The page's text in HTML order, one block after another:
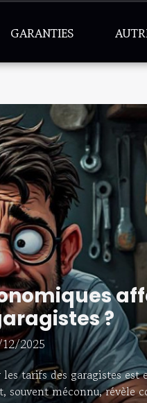
GARANTIES
?
12/2025
tarifs des garagistes est
souvent méconnu, révèle